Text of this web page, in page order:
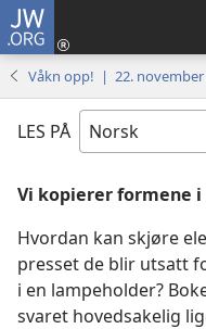
JW.ORG
Våkn opp! | 22. november
LES PÅ
Vi kopierer formene
Hvordan kan skjøre
presset de blir utsatt
i en lampeholder?
svaret hovedsakelig